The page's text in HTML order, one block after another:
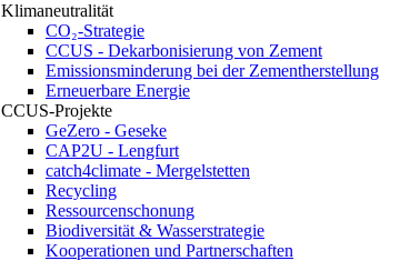
Klimaneutralität
CO₂-Strategie
CCUS - Dekarbonisierung von Zement
Emissionsminderung bei der Zementherstellung
Erneuerbare Energie
CCUS-Projekte
GeZero - Geseke
CAP2U - Lengfurt
catch4climate - Mergelstetten
Recycling
Ressourcenschonung
Biodiversität & Wasserstrategie
Kooperationen und Partnerschaften